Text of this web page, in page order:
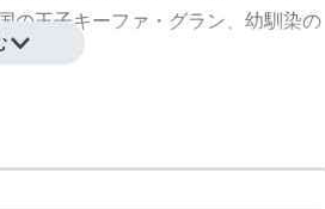
の王子キーファ・グラン、幼馴染の
「日本児童文庫」を発行していた